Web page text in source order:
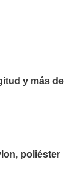
y más de
poliéster